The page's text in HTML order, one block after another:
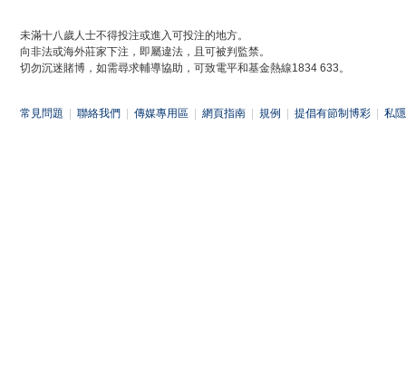
未滿十八歲人士不得投注或進入可投注的地方。
向非法或海外莊家下注，即屬違法，且可被判監禁。
切勿沉迷賭博，如需尋求輔導協助，可致電平和基金熱線1834 633。
常見問題 聯絡我們 傳媒專用區 網頁指南 規例 提倡有節制博彩 私